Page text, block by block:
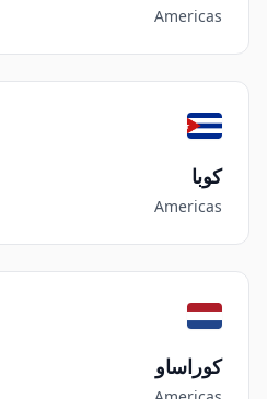
Americas
كوبا
Americas
كوراساو